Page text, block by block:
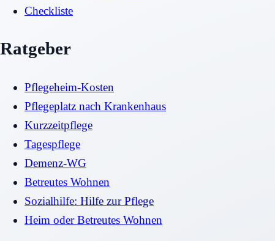
Checkliste
Ratgeber
Pflegeheim-Kosten
Pflegeplatz nach Krankenhaus
Kurzzeitpflege
Tagespflege
Demenz-WG
Betreutes Wohnen
Sozialhilfe: Hilfe zur Pflege
Heim oder Betreutes Wohnen